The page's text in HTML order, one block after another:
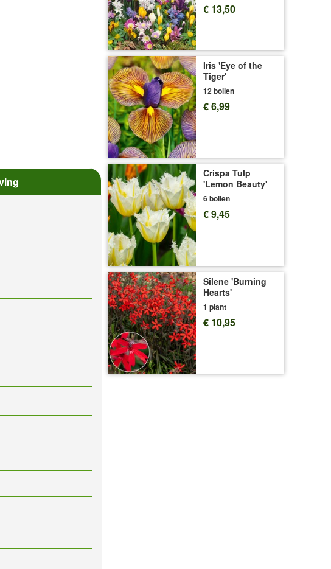
€ 13,50
Iris 'Eye of the
Tiger'
12 bollen
€ 6,99
Crispa Tulp
'Lemon Beauty'
6 bollen
€ 9,45
Silene 'Burning
Hearts'
1 plant
€ 10,95